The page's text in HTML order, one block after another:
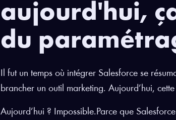
aujourd'hui,
du
Il fut un temps où intégrer Salesforce se
brancher un outil marketing. Aujourd’hui,
Aujourd’hui ? Impossible.Parce que